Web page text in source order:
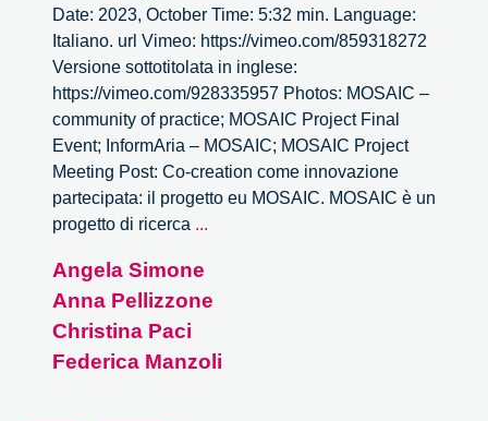
Date: 2023, October Time: 5:32 min. Language:
Italiano. url Vimeo: https://vimeo.com/859318272
Versione sottotitolata in inglese:
https://vimeo.com/928335957 Photos: MOSAIC –
community of practice; MOSAIC Project Final
Event; InformAria – MOSAIC; MOSAIC Project
Meeting Post: Co-creation come innovazione
partecipata: il progetto eu MOSAIC. MOSAIC è un
progetto di ricerca ...
H2020
a
Angela Simone
Anna Pellizzone
Christina Paci
Federica Manzoli